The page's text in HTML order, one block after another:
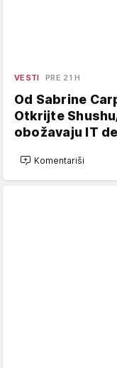
VESTI PRE 21 H
Od Sabrine
Otkrijte
obožavaju IT
Komentariši